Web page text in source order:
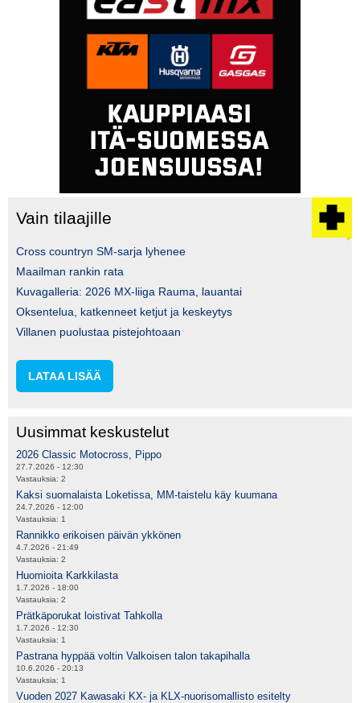
Vain tilaajille
Cross countryn SM-sarja lyhenee
Maailman rankin rata
Kuvagalleria: 2026 MX-liiga Rauma, lauantai
Oksentelua, katkenneet ketjut ja keskeytys
Villanen puolustaa pistejohtoaan
LATAA LISÄÄ
Uusimmat keskustelut
2026 Classic Motocross, Pippo
27.7.2026 - 12:30
Vastauksia: 2
Kaksi suomalaista Loketissa, MM-taistelu käy kuumana
24.7.2026 - 12:00
Vastauksia: 1
Rannikko erikoisen päivän ykkönen
4.7.2026 - 21:49
Vastauksia: 2
Huomioita Karkkilasta
1.7.2026 - 18:00
Vastauksia: 2
Prätkäporukat loistivat Tahkolla
1.7.2026 - 12:30
Vastauksia: 1
Pastrana hyppää voltin Valkoisen talon takapihalla
10.6.2026 - 20:13
Vastauksia: 1
Vuoden 2027 Kawasaki KX- ja KLX-nuorisomallisto esitelty